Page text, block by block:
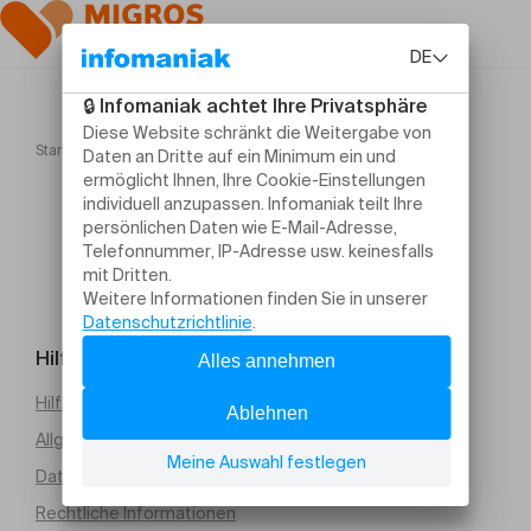
Startseite Dichterliebe
Hilfe und Kontakt
Hilfe erforderlich
Allgemeine Verkaufsbedingungen (PDF)
Datenschutz
Rechtliche Informationen